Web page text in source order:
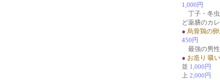
1,000円
丁子・冬虫
ど薬膳のカ
● 烏骨鶏の
450円
最強の男
● お造り 吸
並 1,000円
上 2,000円